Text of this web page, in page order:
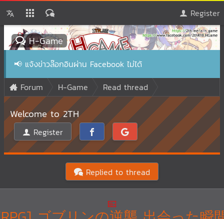
Register
H-Game
📢 แจ้งข่าวล๊อกอินผ่าน Facebook ไม่ได้
Forum
H-Game Read thread
Welcome to 2TH
Register
Replied to thread